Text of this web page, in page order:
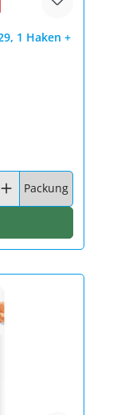
1 Haken +
benutze die
Packung